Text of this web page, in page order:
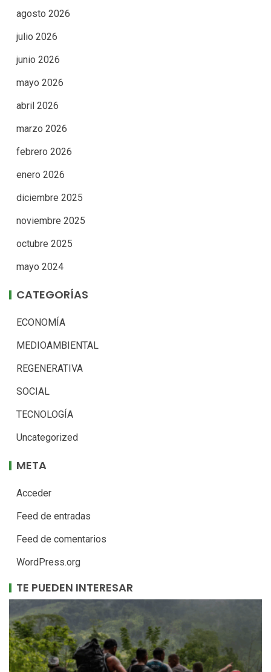
agosto 2026
julio 2026
junio 2026
mayo 2026
abril 2026
marzo 2026
febrero 2026
enero 2026
diciembre 2025
noviembre 2025
octubre 2025
mayo 2024
CATEGORÍAS
ECONOMÍA
MEDIOAMBIENTAL
REGENERATIVA
SOCIAL
TECNOLOGÍA
Uncategorized
META
Acceder
Feed de entradas
Feed de comentarios
WordPress.org
TE PUEDEN INTERESAR